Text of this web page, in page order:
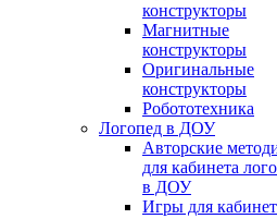
конструкторы
Магнитные
конструкторы
Оригинальные
конструкторы
Робототехника
Логопед в ДОУ
Авторские
для кабинета
в ДОУ
Игры для